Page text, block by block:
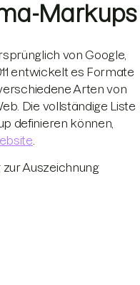
Markups
von Google,
entwickelt es Formate
Arten von
Die vollständige Liste
definieren können,
Auszeichnung